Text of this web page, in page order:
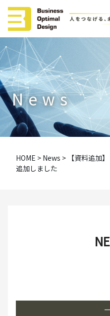
News
HOME > News > 【資料追加
追加しました